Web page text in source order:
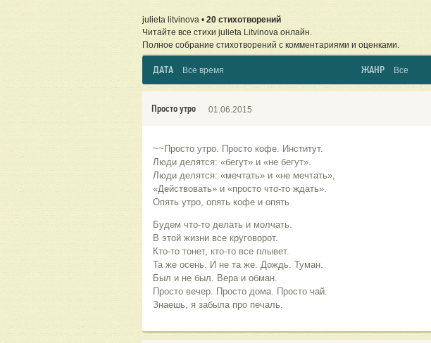
julieta litvinova • 20 стихотворений
Читайте все стихи julieta Litvinova онлайн.
Полное собрание стихотворений с комментариями и оценками.
ДАТА Все время ЖАНР Все
Просто утро 01.06.2015
~~Просто утро. Просто кофе. Институт.
Люди делятся: «бегут» и «не бегут».
Люди делятся: «мечтать» и «не мечтать»,
«Действовать» и «просто что-то ждать».
Опять утро, опять кофе и опять
Будем что-то делать и молчать.
В этой жизни все круговорот.
Кто-то тонет, кто-то все плывет.
Та же осень. И не та же. Дождь. Туман.
Был и не был. Вера и обман.
Просто вечер. Просто дома. Просто чай.
Знаешь, я забыла про печаль.